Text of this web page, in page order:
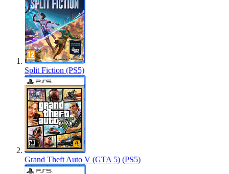
Split Fiction (PS5)
Grand Theft Auto V (GTA 5) (PS5)